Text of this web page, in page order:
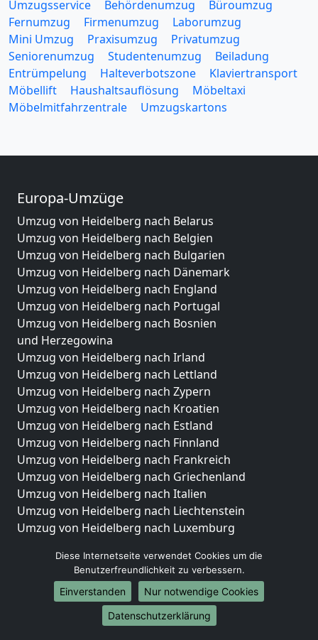
Umzugsservice Behördenumzug
Büroumzug
Fernumzug
Firmenumzug
Laborumzug
Mini Umzug
Praxisumzug
Privatumzug
Seniorenumzug
Studentenumzug
Beiladung
Entrümpelung
Halteverbotszone
Klaviertransport
Möbellift
Haushaltsauflösung
Möbeltaxi
Möbelmitfahrzentrale
Umzugskartons
Europa-Umzüge
Umzug von Heidelberg nach Belarus
Umzug von Heidelberg nach Belgien
Umzug von Heidelberg nach Bulgarien
Umzug von Heidelberg nach Dänemark
Umzug von Heidelberg nach England
Umzug von Heidelberg nach Portugal
Umzug von Heidelberg nach Bosnien
und Herzegowina
Umzug von Heidelberg nach Irland
Umzug von Heidelberg nach Lettland
Umzug von Heidelberg nach Zypern
Umzug von Heidelberg nach Kroatien
Umzug von Heidelberg nach Estland
Umzug von Heidelberg nach Finnland
Umzug von Heidelberg nach Frankreich
Umzug von Heidelberg nach Griechenland
Umzug von Heidelberg nach Italien
Umzug von Heidelberg nach Liechtenstein
Umzug von Heidelberg nach Luxemburg
Umzug von Heidelberg nach Norwegen
Umzüge-Deutschlandweit
Umzug von Heidelberg nach Berlin
Umzug von Heidelberg nach Hamburg
Diese Internetseite verwendet Cookies um die
Benutzerfreundlichkeit zu verbessern.
Einverstanden
Nur notwendige Cookies
Datenschutzerklärung